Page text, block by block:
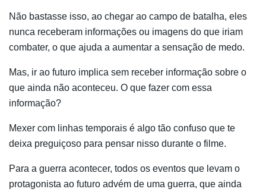
Não bastasse isso, ao chegar ao campo de batalha, eles
nunca receberam informações ou imagens do que iriam
combater, o que ajuda a aumentar a sensação de medo.
Mas, ir ao futuro implica sem receber informação sobre o
que ainda não aconteceu. O que fazer com essa
informação?
Mexer com linhas temporais é algo tão confuso que te
deixa preguiçoso para pensar nisso durante o filme.
Para a guerra acontecer, todos os eventos que levam o
protagonista ao futuro advém de uma guerra, que ainda